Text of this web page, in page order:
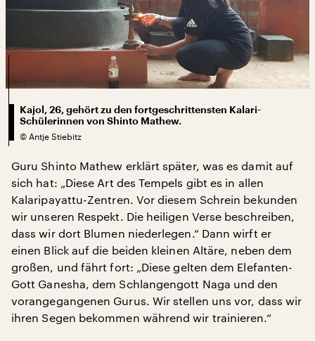
Kajol, 26, gehört zu den fortgeschrittensten Kalari-
Schülerinnen von Shinto Mathew.
© Antje Stiebitz
Guru Shinto Mathew erklärt später, was es damit auf
sich hat: „Diese Art des Tempels gibt es in allen
Kalaripayattu-Zentren. Vor diesem Schrein bekunden
wir unseren Respekt. Die heiligen Verse beschreiben,
dass wir dort Blumen niederlegen.“ Dann wirft er
einen Blick auf die beiden kleinen Altäre, neben dem
großen, und fährt fort: „Diese gelten dem Elefanten-
Gott Ganesha, dem Schlangengott Naga und den
vorangegangenen Gurus. Wir stellen uns vor, dass wir
ihren Segen bekommen während wir trainieren.“